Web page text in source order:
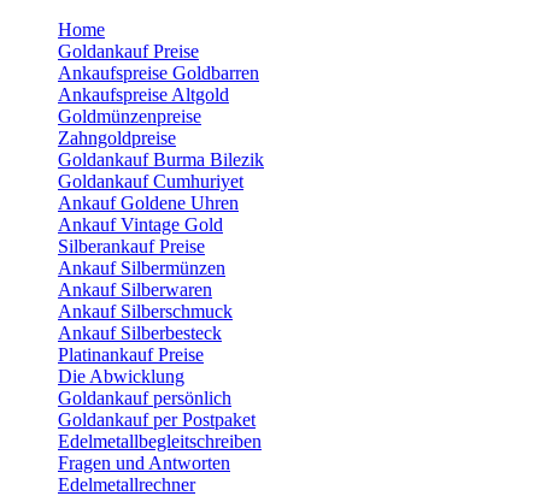
Home
Goldankauf Preise
Ankaufspreise Goldbarren
Ankaufspreise Altgold
Goldmünzenpreise
Zahngoldpreise
Goldankauf Burma Bilezik
Goldankauf Cumhuriyet
Ankauf Goldene Uhren
Ankauf Vintage Gold
Silberankauf Preise
Ankauf Silbermünzen
Ankauf Silberwaren
Ankauf Silberschmuck
Ankauf Silberbesteck
Platinankauf Preise
Die Abwicklung
Goldankauf persönlich
Goldankauf per Postpaket
Edelmetallbegleitschreiben
Fragen und Antworten
Edelmetallrechner